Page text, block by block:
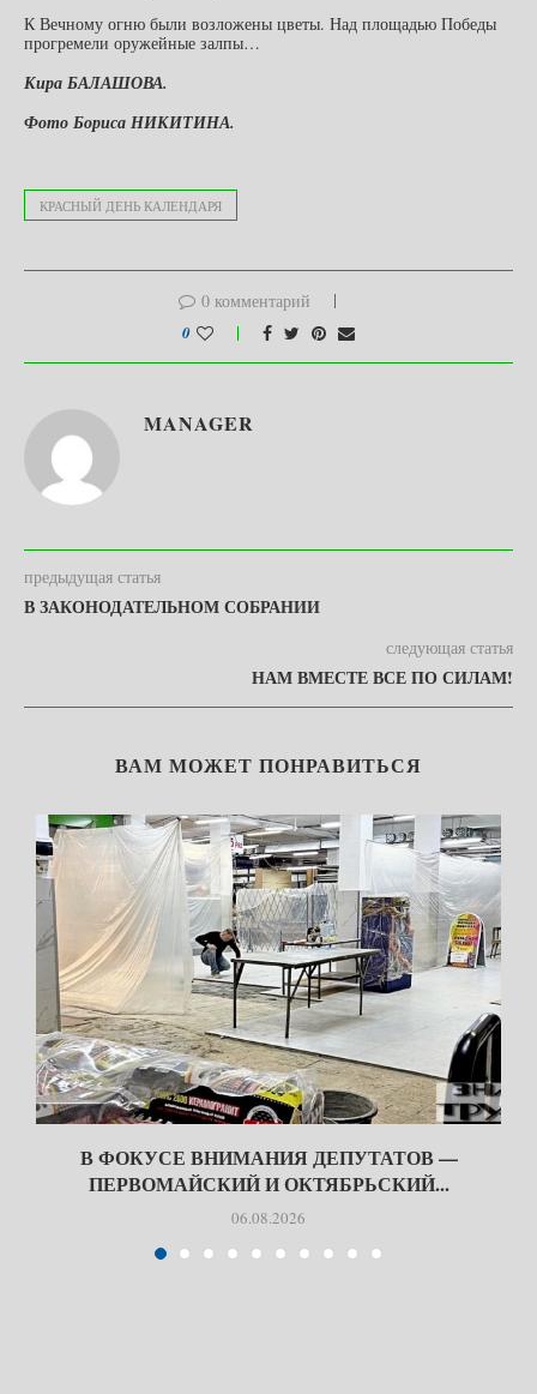
К Вечному огню были возложены цветы. Над площадью Победы
прогремели оружейные залпы…
Кира БАЛАШОВА.
Фото Бориса НИКИТИНА.
КРАСНЫЙ ДЕНЬ КАЛЕНДАРЯ
0 комментарий
0
MANAGER
предыдущая статья
В ЗАКОНОДАТЕЛЬНОМ СОБРАНИИ
следующая статья
НАМ ВМЕСТЕ ВСЕ ПО СИЛАМ!
ВАМ МОЖЕТ ПОНРАВИТЬСЯ
В ФОКУСЕ ВНИМАНИЯ ДЕПУТАТОВ —
ПЕРВОМАЙСКИЙ И ОКТЯБРЬСКИЙ...
06.08.2026